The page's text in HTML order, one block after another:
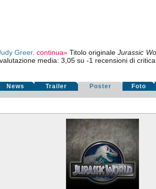
Greer.continua» Titolo originaleJurassic
valutazione media: 3,05 su -1 recensioni di
News Trailer Poster Foto